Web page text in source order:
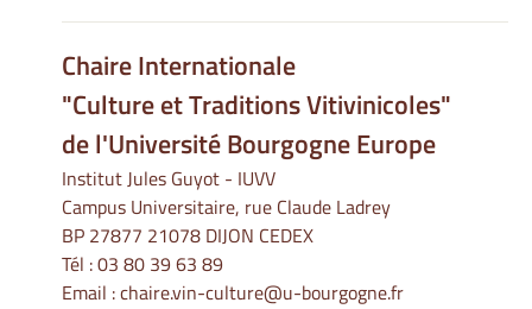
Chaire Internationale
"Culture et Traditions Vitivinicoles"
de l'Université Bourgogne Europe
Institut Jules Guyot - IUVV
Campus Universitaire, rue Claude Ladrey
BP 27877 21078 DIJON CEDEX
Tél :03 80 39 63 89
Email :chaire.vin-culture@u-bourgogne.fr